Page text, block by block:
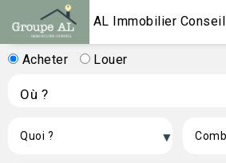
AL Immobilier Conseil
Acheter Louer